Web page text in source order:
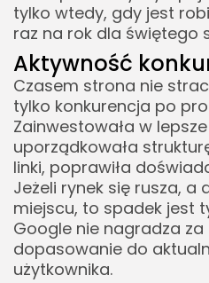
tylko wtedy, gdy jest
raz na rok dla świętego
Aktywność
Czasem strona nie
tylko konkurencja po
Zainwestowała w
uporządkowała
linki, poprawiła
Jeżeli rynek się rusza,
miejscu, to spadek jest
Google nie nagradza za
dopasowanie do
użytkownika.